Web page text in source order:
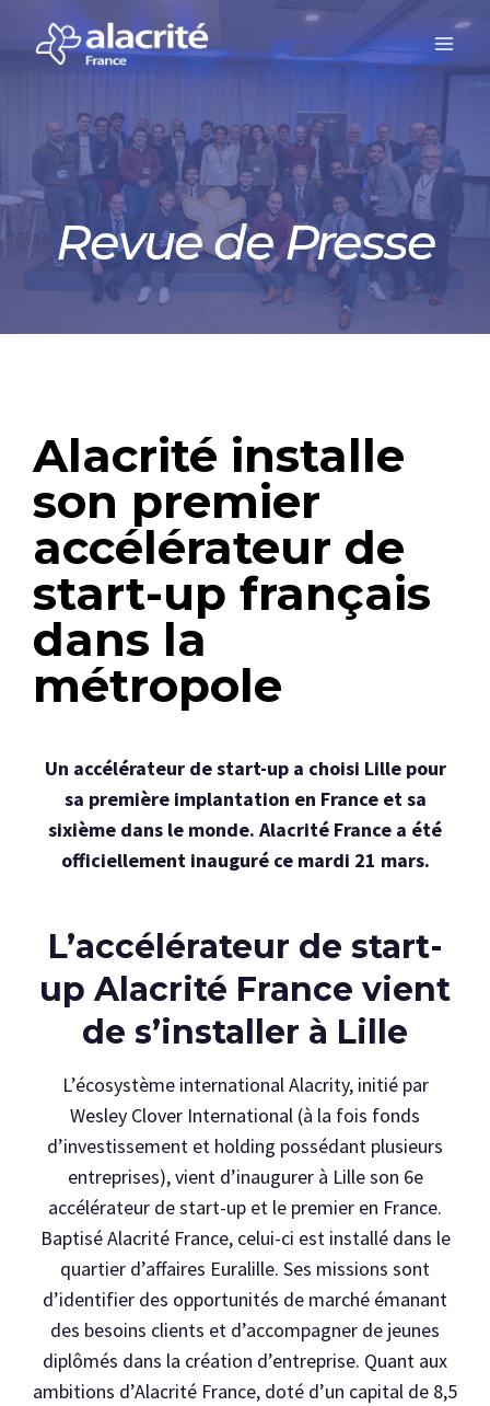
Revue de Presse
Alacrité installe
son premier
accélérateur de
start-up français
dans la
métropole
Un accélérateur de start-up a choisi Lille pour
sa première implantation en France et sa
sixième dans le monde. Alacrité France a été
officiellement inauguré ce mardi 21 mars.
L’accélérateur de start-
up Alacrité France vient
de s’installer à Lille
L’écosystème international Alacrity, initié par
Wesley Clover International (à la fois fonds
d’investissement et holding possédant plusieurs
entreprises), vient d’inaugurer à Lille son 6e
accélérateur de start-up et le premier en France.
Baptisé Alacrité France, celui-ci est installé dans le
quartier d’affaires Euralille. Ses missions sont
d’identifier des opportunités de marché émanant
des besoins clients et d’accompagner de jeunes
diplômés dans la création d’entreprise. Quant aux
ambitions d’Alacrité France, doté d’un capital de 8,5